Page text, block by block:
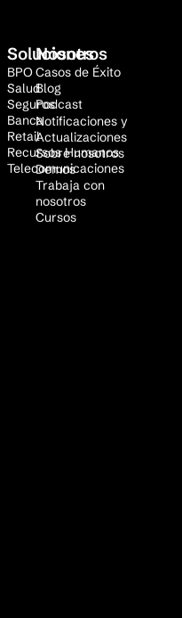
Soluciones
BPO
Salud
Seguros
Banca
Retail
Recursos Humanos
Telecomunicaciones
Nosotros
Casos de Éxito
Blog
Podcast
Notificaciones y
Actualizaciones
Sobre nosotros
Demos
Trabaja con
nosotros
Cursos